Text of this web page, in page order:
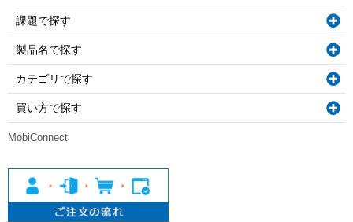
課題で探す
製品名で探す
カテゴリで探す
買い方で探す
MobiConnect